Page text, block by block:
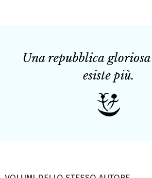
Una repubblica
esiste più.